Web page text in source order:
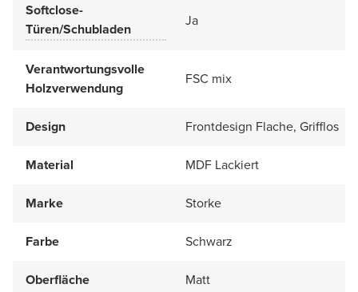
Softclose-
Türen/Schubladen
Ja
Verantwortungsvolle
Holzverwendung
FSC mix
Design Frontdesign Flache, Grifflos
Material MDF Lackiert
Marke Storke
Farbe Schwarz
Oberfläche Matt